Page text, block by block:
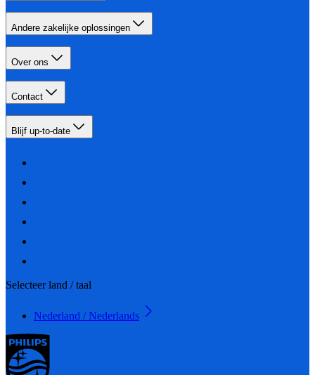
Andere zakelijke oplossingen
Over ons
Contact
Blijf up-to-date
Selecteer land / taal
Nederland / Nederlands